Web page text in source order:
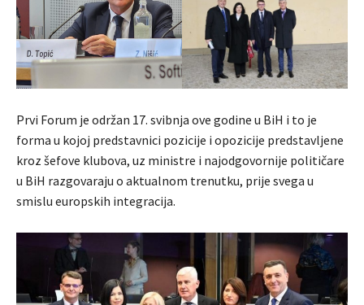
Prvi Forum je održan 17. svibnja ove godine u BiH i to je
forma u kojoj predstavnici pozicije i opozicije predstavljene
kroz šefove klubova, uz ministre i najodgovornije političare
u BiH razgovaraju o aktualnom trenutku, prije svega u
smislu europskih integracija.